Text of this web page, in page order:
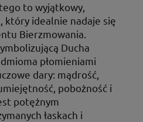
to wyjątkowy,
który idealnie nadaje się
Bierzmowania.
Ducha
płomieniami
dary: mądrość,
pobożność i
potężnym
łaskach i